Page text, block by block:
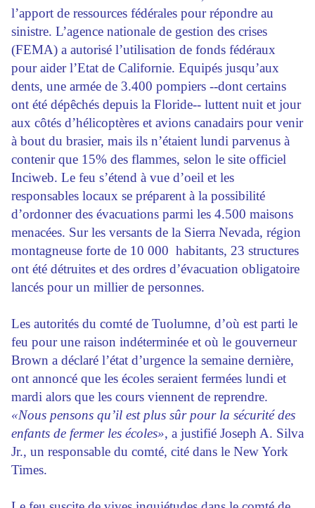
l’apport de ressources fédérales pour répondre au
sinistre. L’agence nationale de gestion des crises
(FEMA) a autorisé l’utilisation de fonds fédéraux
pour aider l’Etat de Californie. Equipés jusqu’aux
dents, une armée de 3.400 pompiers --dont certains
ont été dépêchés depuis la Floride-- luttent nuit et jour
aux côtés d’hélicoptères et avions canadairs pour venir
à bout du brasier, mais ils n’étaient lundi parvenus à
contenir que 15% des flammes, selon le site officiel
Inciweb. Le feu s’étend à vue d’oeil et les
responsables locaux se préparent à la possibilité
d’ordonner des évacuations parmi les 4.500 maisons
menacées. Sur les versants de la Sierra Nevada, région
montagneuse forte de 10 000 habitants, 23 structures
ont été détruites et des ordres d’évacuation obligatoire
lancés pour un millier de personnes.
Les autorités du comté de Tuolumne, d’où est parti le
feu pour une raison indéterminée et où le gouverneur
Brown a déclaré l’état d’urgence la semaine dernière,
ont annoncé que les écoles seraient fermées lundi et
mardi alors que les cours viennent de reprendre.
«Nous pensons qu’il est plus sûr pour la sécurité des
enfants de fermer les écoles», a justifié Joseph A. Silva
Jr., un responsable du comté, cité dans le New York
Times.